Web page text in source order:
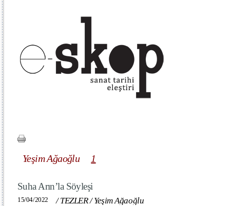
Yeşim Ağaoğlu 1
Suha Arın’la Söyleşi
15/04/2022 /TEZLER /Yeşim Ağaoğlu